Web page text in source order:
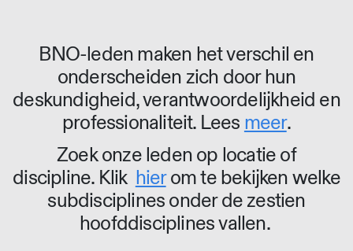
BNO-leden maken het verschil en
onderscheiden zich door hun
deskundigheid, verantwoordelijkheid en
professionaliteit. Lees meer.
Zoek onze leden op locatie of
discipline. Klik hierom te bekijken welke
subdisciplines onder de zestien
hoofddisciplines vallen.